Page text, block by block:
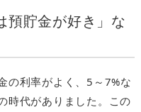
預貯金が好き」な
の利率がよく、5～7%な
時代がありました。この